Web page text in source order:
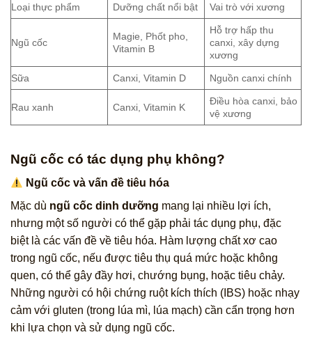
Loại thực phẩm Dưỡng chất nổi bật Vai trò với xương
Ngũ cốc
Magie, Phốt pho,
Vitamin B
Hỗ trợ hấp thu
canxi, xây dựng
xương
Sữa Canxi, Vitamin D Nguồn canxi chính
Rau xanh Canxi, Vitamin K
Điều hòa canxi, bảo
vệ xương
Ngũ cốc có tác dụng phụ không?
Ngũ cốc và vấn đề tiêu hóa
Mặc dù ngũ cốc dinh dưỡng mang lại nhiều lợi ích,
nhưng một số người có thể gặp phải tác dụng phụ, đặc
biệt là các vấn đề về tiêu hóa. Hàm lượng chất xơ cao
trong ngũ cốc, nếu được tiêu thụ quá mức hoặc không
quen, có thể gây đầy hơi, chướng bụng, hoặc tiêu chảy.
Những người có hội chứng ruột kích thích (IBS) hoặc nhạy
cảm với gluten (trong lúa mì, lúa mạch) cần cẩn trọng hơn
khi lựa chọn và sử dụng ngũ cốc.